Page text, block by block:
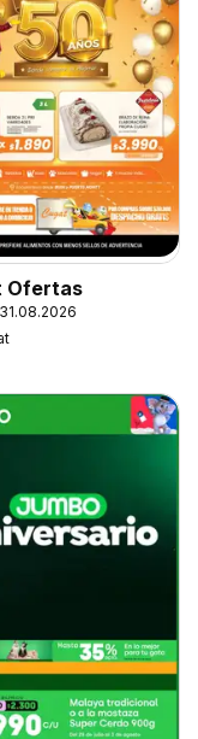
Ofertas